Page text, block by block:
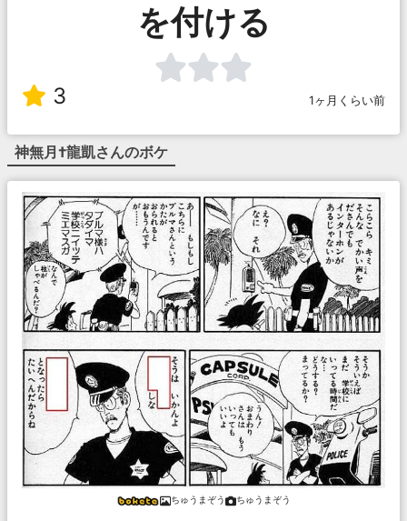
を付ける
3 1ヶ月くらい前
神無月†龍凱さんのボケ
ちゅうまぞう ちゅうまぞう